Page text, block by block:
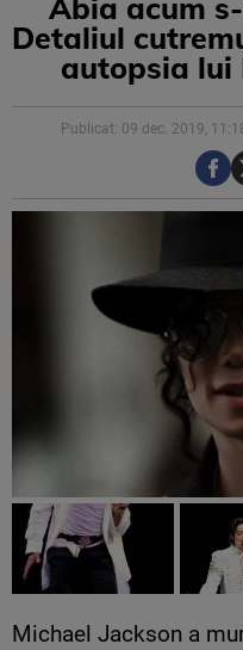
Abia acum
Detaliul
autopsia lui
Publicat: 09 dec. 2019,
Michael Jackson a